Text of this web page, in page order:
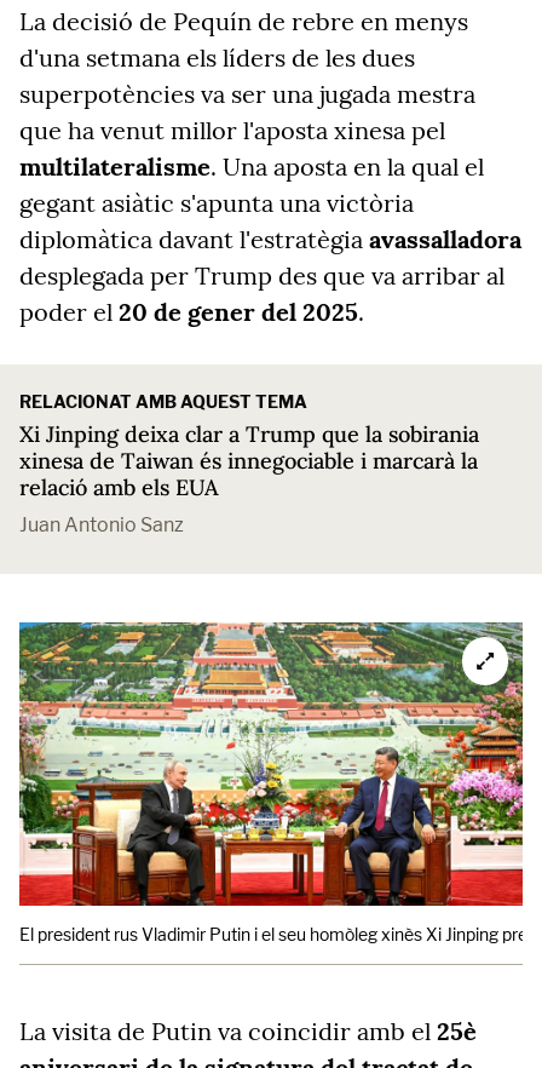
La decisió de Pequín de rebre en menys
d'una setmana els líders de les dues
superpotències va ser una jugada mestra
que ha venut millor l'aposta xinesa pel
multilateralisme. Una aposta en la qual el
gegant asiàtic s'apunta una victòria
diplomàtica davant l'estratègia avassalladora
desplegada per Trump des que va arribar al
poder el 20 de gener del 2025.
RELACIONAT AMB AQUEST TEMA
Xi Jinping deixa clar a Trump que la sobirania
xinesa de Taiwan és innegociable i marcarà la
relació amb els EUA
Juan Antonio Sanz
El president rus Vladimir Putin i el seu homòleg xinès Xi Jinping
La visita de Putin va coincidir amb el 25è